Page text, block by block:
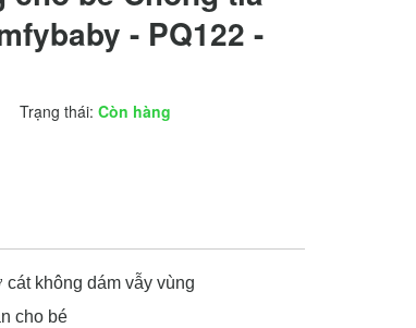
- PQ122 -
Trạng thái: Còn hàng
không dám vẫy vùng
cho bé